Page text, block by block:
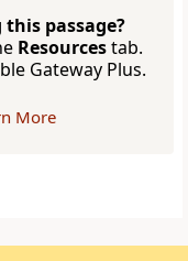
passage?
Resourcestab.
Gateway Plus.
More